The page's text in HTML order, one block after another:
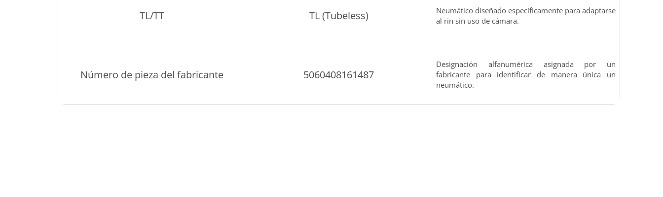
TL/TT TL (Tubeless)
Neumático diseñado específicamente para adaptarse
al rin sin uso de cámara.
Número de pieza del fabricante 5060408161487
Designación alfanumérica asignada por un
fabricante para identificar de manera única un
neumático.